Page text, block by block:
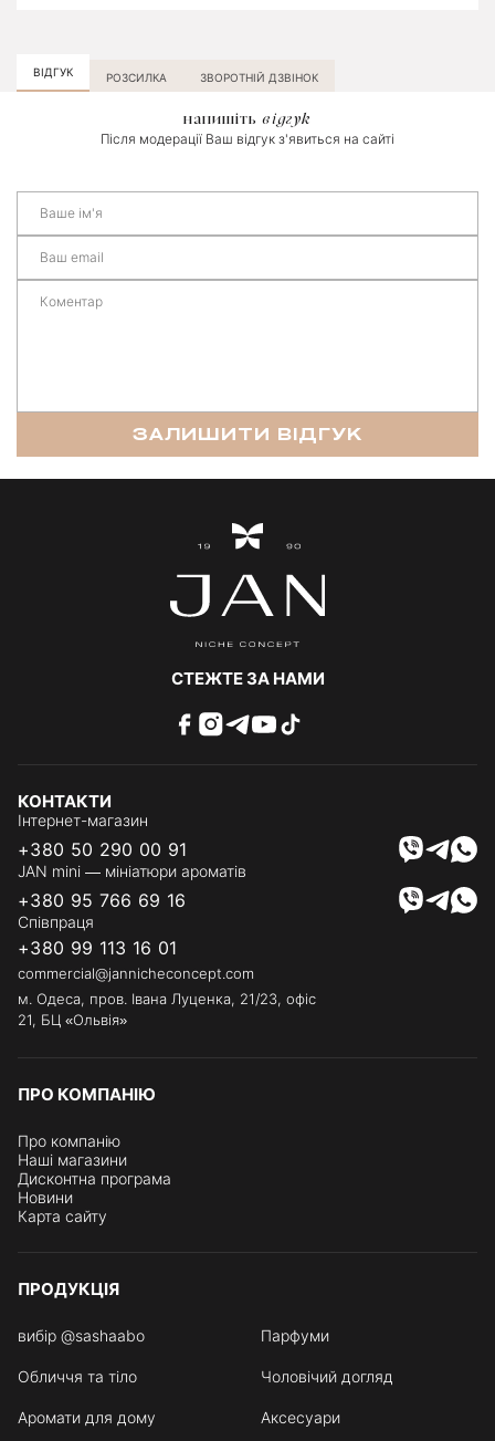
ВІДГУК РОЗСИЛКА ЗВОРОТНІЙ ДЗВІНОК
напишіть відгук
Після модерації Ваш відгук з'явиться на сайті
ЗАЛИШИТИ ВІДГУК
СТЕЖТЕ ЗА НАМИ
ПРО КОМПАНІЮ
Про компанію
Наші магазини
Дисконтна програма
Новини
Карта сайту
ПРОДУКЦІЯ
вибір @sashaabo Парфуми
Обличчя та тіло Чоловічий догляд
Аромати для дому Аксесуари
КОНТАКТИ
Інтернет-магазин
+380 50 290 00 91
JAN mini — мініатюри ароматів
+380 95 766 69 16
Співпраця
+380 99 113 16 01
commercial@jannicheconcept.com
м. Одеса, пров. Івана Луценка, 21/23, офіс
21, БЦ «Ольвія»